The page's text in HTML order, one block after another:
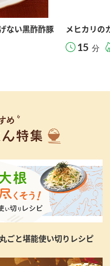
ない黒酢酢豚 メヒカリの
15 分
ごと堪能使い切りレシピ